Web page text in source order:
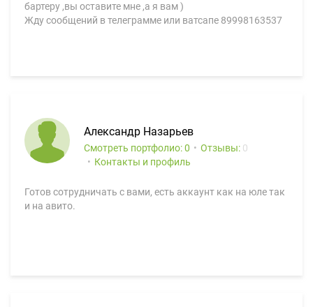
бартеру ,вы оставите мне ,а я вам )
Жду сообщений в телеграмме или ватсапе 89998163537
Александр Назарьев
Смотреть портфолио: 0 Отзывы: 0
Контакты и профиль
Готов сотрудничать с вами, есть аккаунт как на юле так
и на авито.